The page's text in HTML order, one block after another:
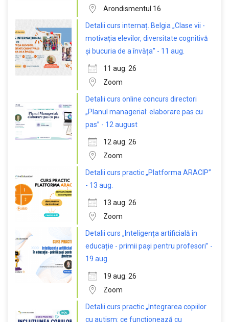
Arondismentul 16
Detalii curs internaț. Belgia „Clase vii -
motivația elevilor, diversitate cognitivă
și bucuria de a învăța” - 11 aug.
11 aug. 26
Zoom
Detalii curs online concurs directori
„Planul managerial: elaborare pas cu
pas” - 12 august
12 aug. 26
Zoom
Detalii curs practic „Platforma ARACIP”
- 13 aug.
13 aug. 26
Zoom
Detalii curs „Inteligența artificială în
educație - primii pași pentru profesori” -
19 aug.
19 aug. 26
Zoom
Detalii curs practic „Integrarea copiilor
cu autism: ce funcționează cu